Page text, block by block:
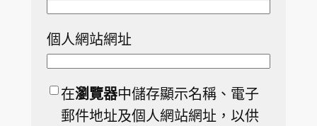
個人網站網址
在瀏覽器中儲存顯示名稱、電子
郵件地址及個人網站網址，以供